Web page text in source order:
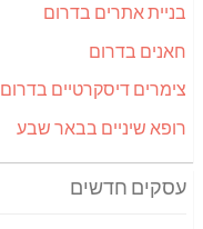
בניית אתרים בדרום
חאנים בדרום
צימרים דיסקרטיים בדרום
רופא שיניים בבאר שבע
עסקים חדשים